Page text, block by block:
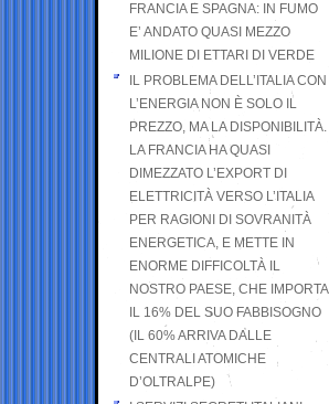
FRANCIA E SPAGNA: IN FUMO
E’ ANDATO QUASI MEZZO
MILIONE DI ETTARI DI VERDE
IL PROBLEMA DELL’ITALIA CON
L’ENERGIA NON È SOLO IL
PREZZO, MA LA DISPONIBILITÀ.
LA FRANCIA HA QUASI
DIMEZZATO L’EXPORT DI
ELETTRICITÀ VERSO L’ITALIA
PER RAGIONI DI SOVRANITÀ
ENERGETICA, E METTE IN
ENORME DIFFICOLTÀ IL
NOSTRO PAESE, CHE IMPORTA
IL 16% DEL SUO FABBISOGNO
(IL 60% ARRIVA DALLE
CENTRALI ATOMICHE
D’OLTRALPE)